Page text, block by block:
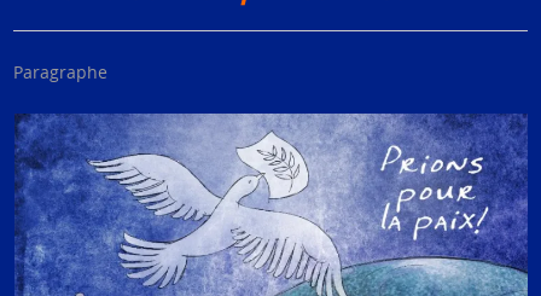
Paragraphe